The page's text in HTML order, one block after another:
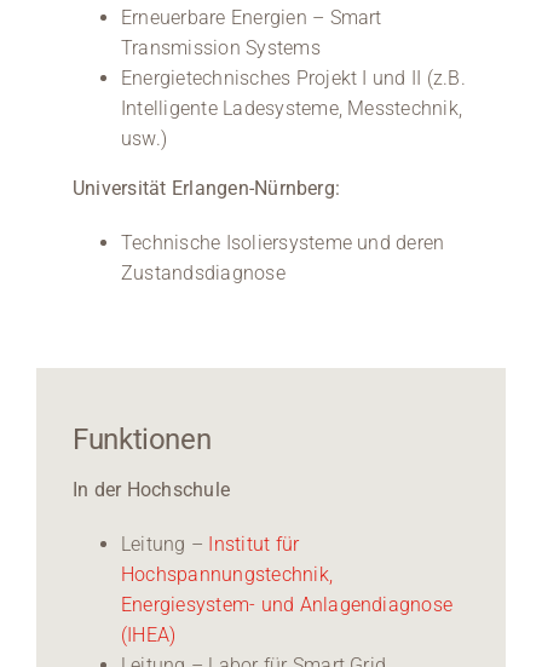
Erneuerbare Energien – Smart
Transmission Systems
Energietechnisches Projekt I und II (z.B.
Intelligente Ladesysteme, Messtechnik,
usw.)
Universität Erlangen-Nürnberg:
Technische Isoliersysteme und deren
Zustandsdiagnose
Funktionen
In der Hochschule
Leitung – Institut für
Hochspannungstechnik,
Energiesystem- und Anlagendiagnose
(IHEA)